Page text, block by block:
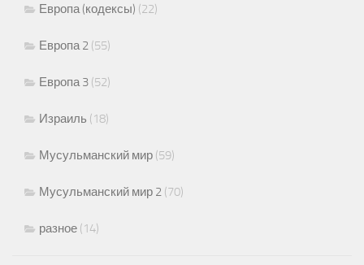
Европа (кодексы) (22)
Европа 2 (55)
Европа 3 (52)
Израиль (18)
Мусульманский мир (59)
Мусульманский мир 2 (70)
разное (14)